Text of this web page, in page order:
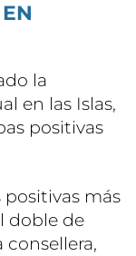
la
en las Islas,
positivas
positivas más
doble de
consellera,